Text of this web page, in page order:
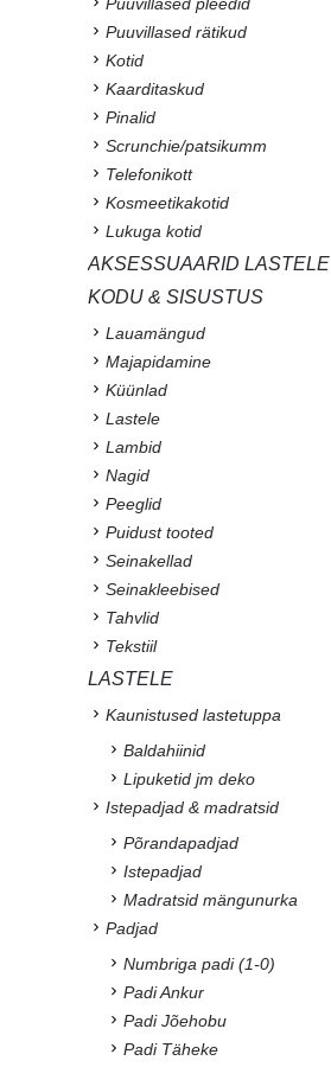
Puuvillased rätikud
Kotid
Kaarditaskud
Pinalid
Scrunchie/patsikumm
Telefonikott
Kosmeetikakotid
Lukuga kotid
AKSESSUAARID LASTELE
KODU & SISUSTUS
Lauamängud
Majapidamine
Küünlad
Lastele
Lambid
Nagid
Peeglid
Puidust tooted
Seinakellad
Seinakleebised
Tahvlid
Tekstiil
LASTELE
Kaunistused lastetuppa
Baldahiinid
Lipuketid jm deko
Istepadjad & madratsid
Põrandapadjad
Istepadjad
Madratsid mängunurka
Padjad
Numbriga padi (1-0)
Padi Ankur
Padi Jõehobu
Padi Täheke